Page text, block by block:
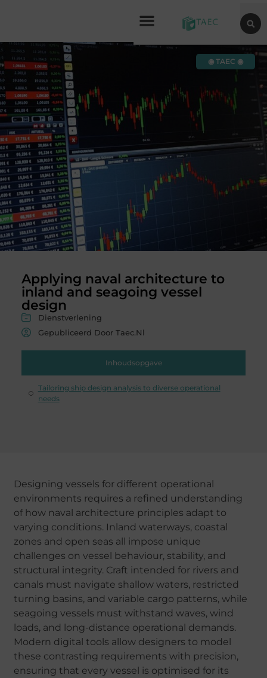
Applying naval architecture to
inland and seagoing vessel
design
Dienstverlening
Gepubliceerd Door Taec.nl
Inhoudsopgave
Tailoring ship design analysis to diverse operational
needs
◉ TAEC ◉
Designing vessels for different operational
environments requires a refined understanding
of how naval architecture principles adapt to
varying conditions. Inland waterways, coastal
zones and open seas all impose unique
challenges on vessel behaviour, stability, and
structural integrity. Craft intended for rivers and
canals must navigate shallow waters, restricted
turning basins, and variable cargo patterns, while
seagoing vessels must withstand waves, wind
loads, and long-distance operational demands.
Modern digital tools allow designers to model
these contrasting requirements with precision,
ensuring that every vessel is optimised for its